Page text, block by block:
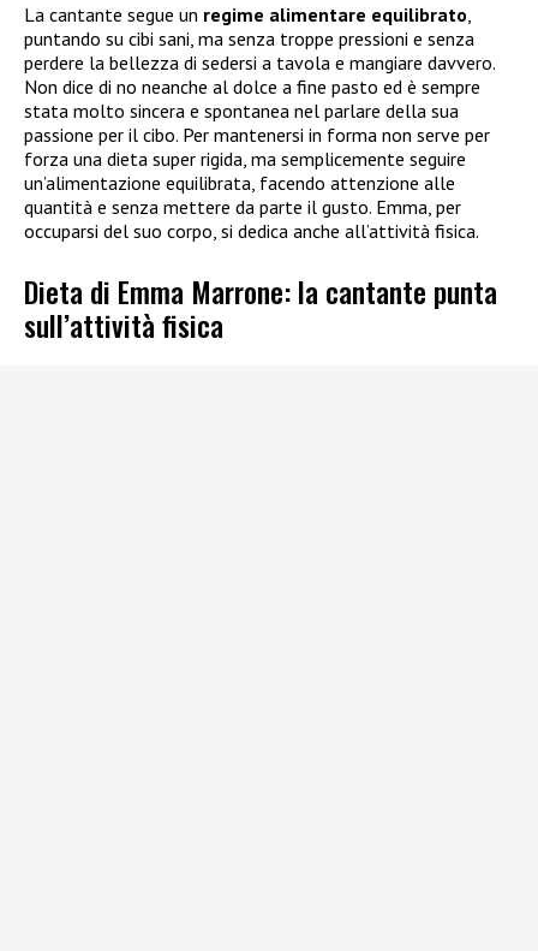
La cantante segue un regime alimentare equilibrato
puntando su cibi sani, ma senza troppe pressioni e senza
perdere la bellezza di sedersi a tavola e mangiare davvero.
Non dice di no neanche al dolce a fine pasto ed è sempre
stata molto sincera e spontanea nel parlare della sua
passione per il cibo. Per mantenersi in forma non serve per
forza una dieta super rigida, ma semplicemente seguire
un’alimentazione equilibrata, facendo attenzione alle
quantità e senza mettere da parte il gusto. Emma, per
occuparsi del suo corpo, si dedica anche all’attività fisica.
Dieta di Emma Marrone: la cantante punta
sull’attività fisica